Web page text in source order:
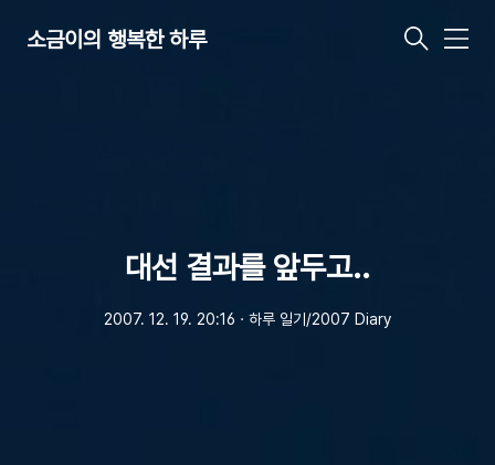
소금이의 행복한 하루
메
대선 결과를 앞두고..
2007. 12. 19. 20:16 ㆍ 하루 일기/2007 Diary